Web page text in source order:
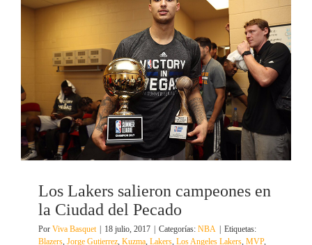
Los Lakers salieron campeones en
la Ciudad del Pecado
Por Viva Basquet 18 julio, 2017 Categorías: NBA
Etiquetas:
Blazers, Jorge Gutierrez, Kuzma, Lakers, Los Angeles Lakers, MVP,